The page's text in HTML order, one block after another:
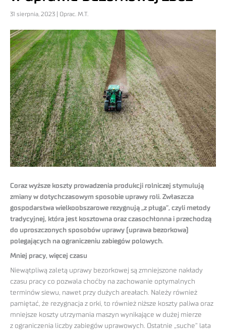
31 sierpnia, 2023 | Oprac. M.T.
Coraz wyższe koszty prowadzenia produkcji rolniczej stymulują
zmiany w dotychczasowym sposobie uprawy roli. Zwłaszcza
gospodarstwa wielkoobszarowe rezygnują „z pługa”, czyli metody
tradycyjnej, która jest kosztowna oraz czasochłonna i przechodzą
do uproszczonych sposobów uprawy (uprawa bezorkowa)
polegających na ograniczeniu zabiegów polowych.
Mniej pracy, więcej czasu
Niewątpliwą zaletą uprawy bezorkowej są zmniejszone nakłady
czasu pracy co pozwala choćby na zachowanie optymalnych
terminów siewu, nawet przy dużych areałach. Należy również
pamiętać, że rezygnacja z orki, to również niższe koszty paliwa oraz
mniejsze koszty utrzymania maszyn wynikające w dużej mierze
z ograniczenia liczby zabiegów uprawowych. Ostatnie „suche” lata